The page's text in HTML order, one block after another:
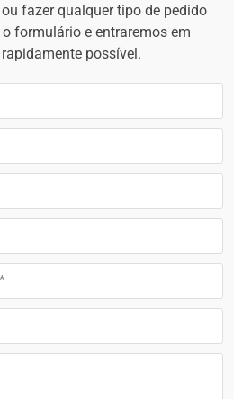
fazer qualquer tipo de pedido
formulário e entraremos em
possível.